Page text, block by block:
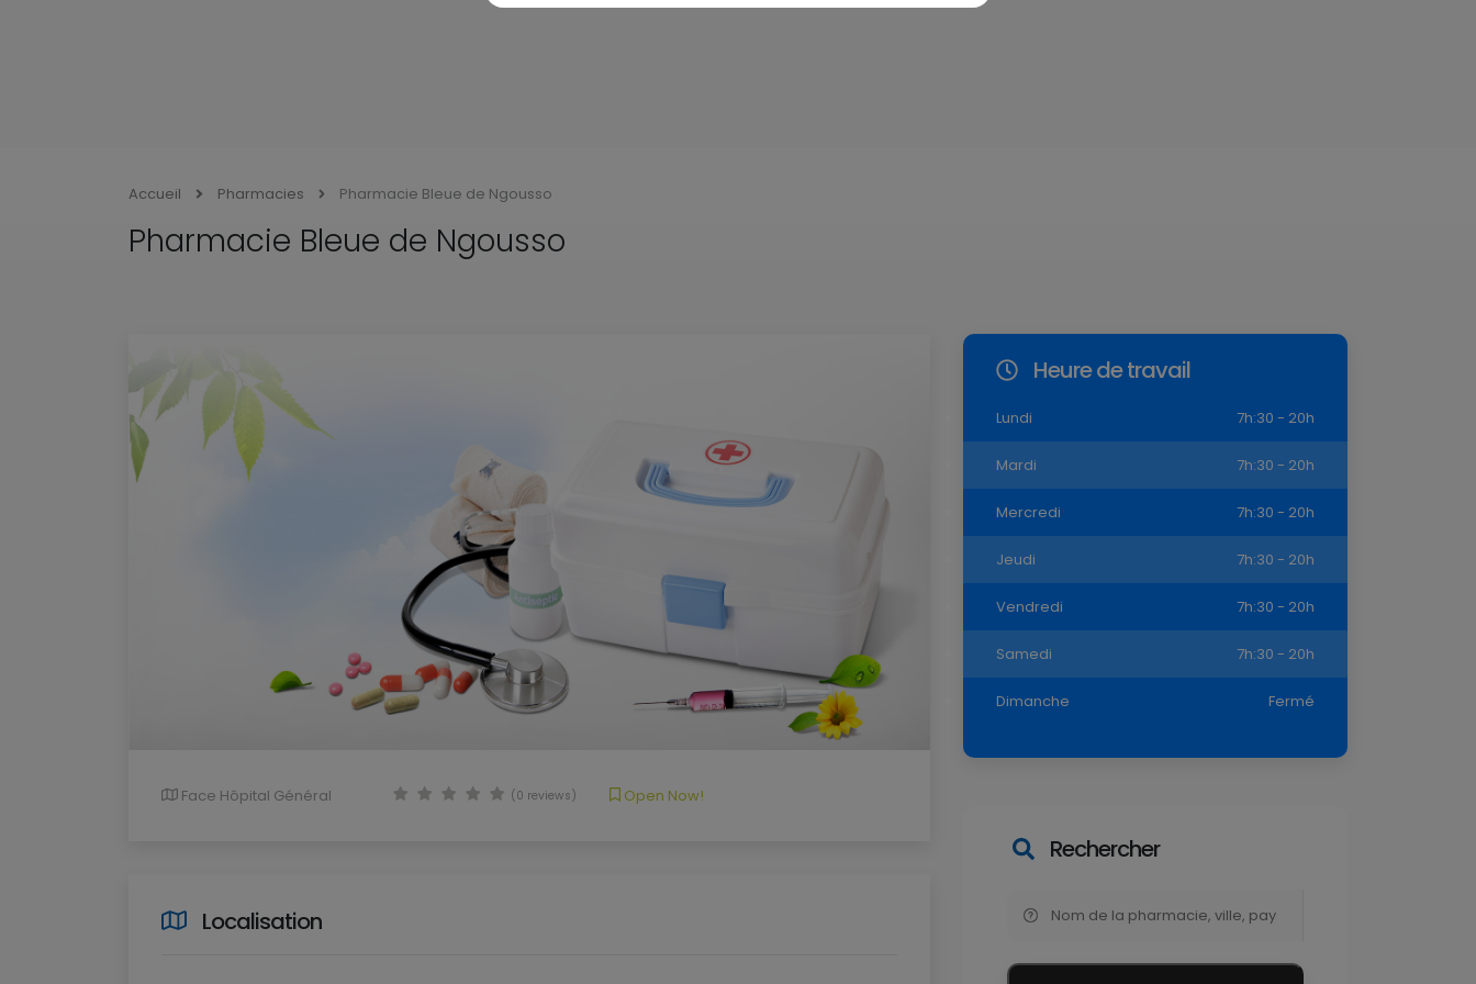
Accueil Pharmacies Pharmacie Bleue de Ngousso
Pharmacie Bleue de Ngousso
Face Hôpital Général (0 reviews) Open Now!
Localisation
Heure de travail
Lundi 7h:30 - 20h
Mardi 7h:30 - 20h
Mercredi 7h:30 - 20h
Jeudi 7h:30 - 20h
Vendredi 7h:30 - 20h
Samedi 7h:30 - 20h
Dimanche Fermé
Rechercher